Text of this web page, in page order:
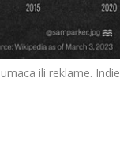
ili reklame. Indie